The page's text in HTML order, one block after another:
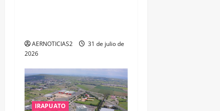
AERNOTICIAS2
31 de julio de
2026
IRAPUATO